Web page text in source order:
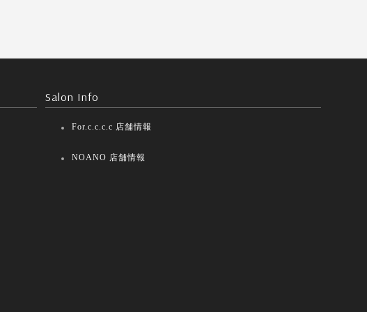
Salon Info
For.c.c.c.c 店舗情報
NOANO 店舗情報